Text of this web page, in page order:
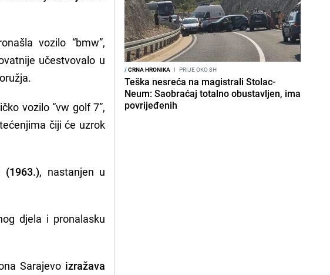
vozilo “bmw”,
učestvovalo u
vozilo “vw golf 7”,
čiji će uzrok
(1963.), nastanjen u
djela i pronalasku
Sarajevo izražava
/CRNA HRONIKA I PRIJE OKO 8H
Teška nesreća na magistrali Stolac-
Neum: Saobraćaj totalno obustavljen, ima
povrijeđenih